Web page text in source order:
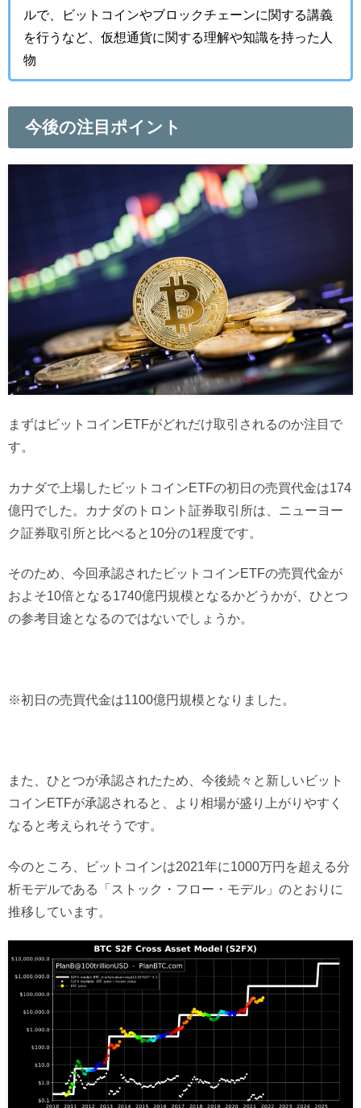
ルで、ビットコインやブロックチェーンに関する講義
を行うなど、仮想通貨に関する理解や知識を持った人
物
今後の注目ポイント
まずはビットコインETFがどれだけ取引されるのか注目で
す。
カナダで上場したビットコインETFの初日の売買代金は174
億円でした。カナダのトロント証券取引所は、ニューヨー
ク証券取引所と比べると10分の1程度です。
そのため、今回承認されたビットコインETFの売買代金が
およそ10倍となる1740億円規模となるかどうかが、ひとつ
の参考目途となるのではないでしょうか。
※初日の売買代金は1100億円規模となりました。
また、ひとつが承認されたため、今後続々と新しいビット
コインETFが承認されると、より相場が盛り上がりやすく
なると考えられそうです。
今のところ、ビットコインは2021年に1000万円を超える分
析モデルである「ストック・フロー・モデル」のとおりに
推移しています。